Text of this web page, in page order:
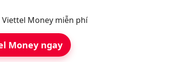
Money miễn phí
Money ngay